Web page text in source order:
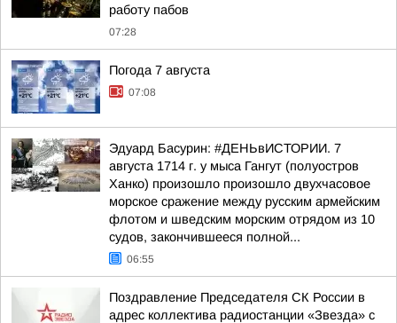
работу пабов
07:28
Погода 7 августа
07:08
Эдуард Басурин: #ДЕНЬвИСТОРИИ. 7
августа 1714 г. у мыса Гангут (полуостров
Ханко) произошло произошло двухчасовое
морское сражение между русским армейским
флотом и шведским морским отрядом из 10
судов, закончившееся полной...
06:55
Поздравление Председателя СК России в
адрес коллектива радиостанции «Звезда» с